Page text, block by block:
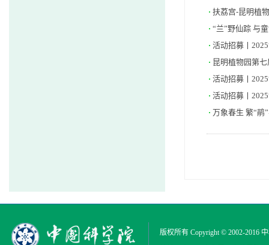
扶荔宫-昆明植
“兰”野仙踪 与
活动招募丨
昆明植物园第
活动招募丨
活动招募丨
万象春生 繁“鹃
版权所有 Copyright © 2002-2016